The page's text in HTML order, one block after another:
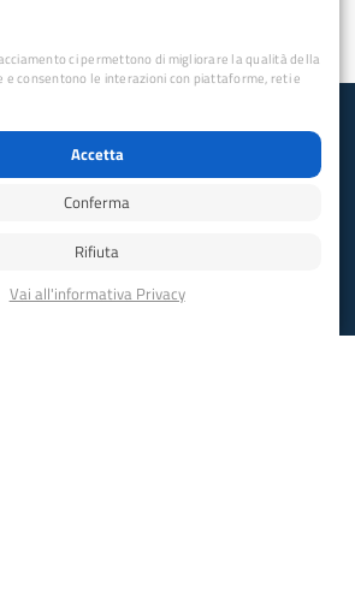
Italiano
Rieti
ci permettono di migliorare la qualità della
consentono le interazioni con piattaforme, reti e
Accetta
Conferma
Rifiuta